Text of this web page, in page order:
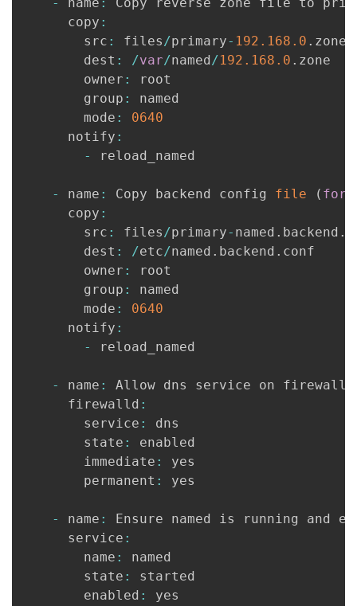
      copy
:
        src
: files/primary- 192.168 .0 . zone
        dest
: /var/named/192.168 .0 . zone
        owner
:
root
        group
:
named
        mode
:
0640
      notify
:
-
reload_named
- name : Copy backend config file ( for
      copy
:
        src
: files/primary- named . backend .
        dest
: /etc/named . backend . conf
        owner
:
root
        group
:
named
        mode
:
0640
      notify
:
-
reload_named
- name :
Allow dns service on firewall
      firewalld
:
        service
:
dns
        state
:
enabled
        immediate
:
yes
        permanent
: yes
- name :
Ensure named is running and
      service
:
        name
:
named
        state
:
started
        enabled
: yes